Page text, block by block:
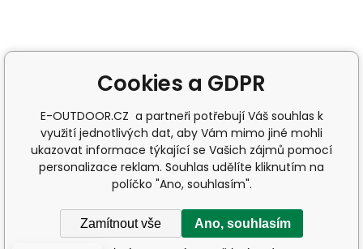
Cookies a GDPR
E-OUTDOOR.CZ a partneři potřebují Váš souhlas k
využití jednotlivých dat, aby Vám mimo jiné mohli
ukazovat informace týkající se Vašich zájmů pomocí
personalizace reklam. Souhlas udělíte kliknutím na
políčko "Ano, souhlasím".
Zamítnout vše Ano, souhlasím